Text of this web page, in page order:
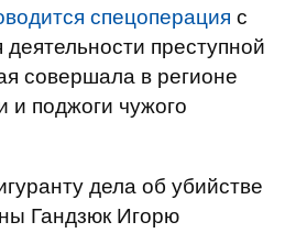
спецоперация с
преступной
совершала в регионе
и поджоги чужого
дела об убийстве
Гандзюк Игорю